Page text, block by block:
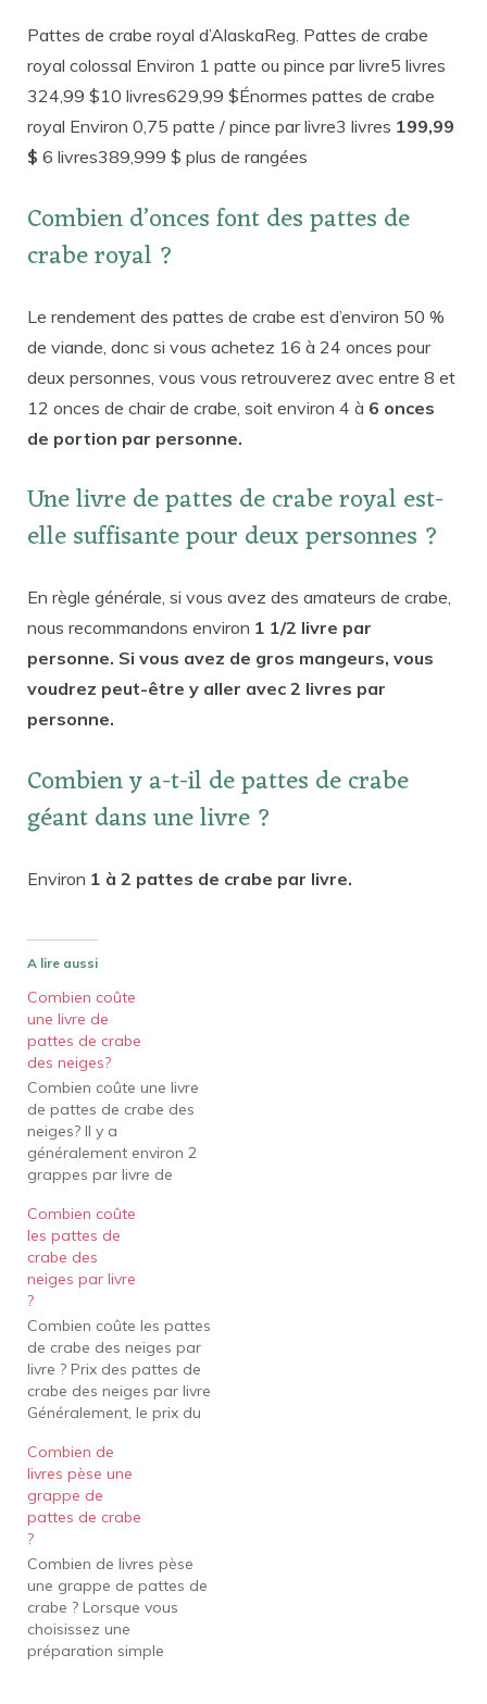
Pattes de crabe royal d’AlaskaReg. Pattes de crabe
royal colossal Environ 1 patte ou pince par livre5 livres
324,99 $10 livres629,99 $Énormes pattes de crabe
royal Environ 0,75 patte / pince par livre3 livres 199,99
$ 6 livres389,999 $ plus de rangées
Combien d’onces font des pattes de
crabe royal ?
Le rendement des pattes de crabe est d’environ 50 %
de viande, donc si vous achetez 16 à 24 onces pour
deux personnes, vous vous retrouverez avec entre 8 et
12 onces de chair de crabe, soit environ 4 à 6 onces
de portion par personne.
Une livre de pattes de crabe royal est-
elle suffisante pour deux personnes ?
En règle générale, si vous avez des amateurs de crabe,
nous recommandons environ 1 1/2 livre par
personne. Si vous avez de gros mangeurs, vous
voudrez peut-être y aller avec 2 livres par
personne.
Combien y a-t-il de pattes de crabe
géant dans une livre ?
Environ 1 à 2 pattes de crabe par livre.
A lire aussi
Combien coûte
une livre de
pattes de crabe
des neiges?
Combien coûte une livre
de pattes de crabe des
neiges? Il y a
généralement environ 2
grappes par livre de
signifie que 1 livre de
pattes de crabe des
neiges contient environ 8
à 9 pattes et 2 pinces.
Combien de grappes
correspond à 1 lb…
Combien coûte
les pattes de
crabe des
neiges par livre
?
Combien coûte les pattes
de crabe des neiges par
livre ? Prix ​​des pattes de
crabe des neiges par livre
Généralement, le prix du
se situe entre 20 $ et 35
$. Vous pouvez vous
attendre à ce que les
pattes de crabe des
neiges…
Combien de
livres pèse une
grappe de
pattes de crabe
?
Combien de livres pèse
une grappe de pattes de
crabe ? Lorsque vous
choisissez une
préparation simple